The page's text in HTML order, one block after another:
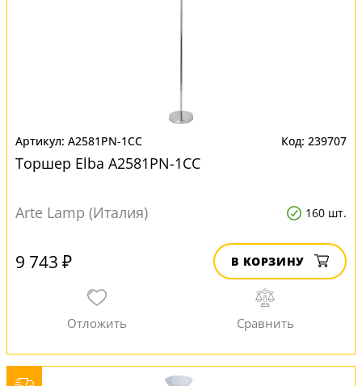
A2581PN-1CC 239707
Торшер Elba A2581PN-1CC
Arte Lamp (Италия) 160 шт.
9 743 ₽ В КОРЗИНУ